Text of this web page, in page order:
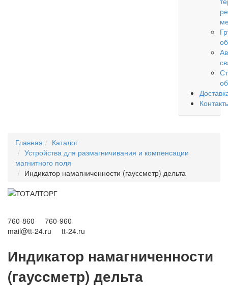
Главная
Каталог
Устройства для размагничивания и компенсации
магнитного поля
Индикатор намагниченности (гауссметр) дельта
760-860 760-960
mail@tt-24.ru tt-24.ru
Индикатор намагниченности
(гауссметр) дельта